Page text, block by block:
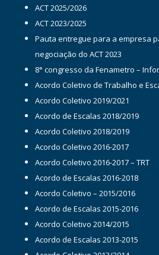
ACT 2025/2026
ACT 2023/2025
Pauta entregue para a empresa
negociação do ACT 2023
8° congresso da Fenametro –
Acordo Coletivo de Trabalho e
Acordo Coletivo 2019/2021
Acordo de Escalas 2018/2019
Acordo Coletivo 2018/2019
Acordo Coletivo 2016-2017
Acordo Coletivo 2016-2017 – TRT
Acordo de Escalas 2016-2018
Acordo Coletivo – 2015/2016
Acordo de Escalas 2015-2016
Acordo Coletivo 2014/2015
Acordo de Escalas 2013-2015